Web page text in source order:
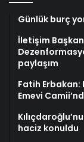
Günlük burç
İletişim
paylaşım
Fatih Erbakan:
Emevi
haciz konuldu